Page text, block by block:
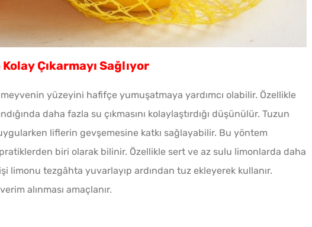
Köftesi
Çıkarmayı Sağlıyor
yüzeyini hafifçe yumuşatmaya yardımcı olabilir. Özellikle
daha fazla su çıkmasını kolaylaştırdığı düşünülür. Tuzun
liflerin gevşemesine katkı sağlayabilir. Bu yöntem
biri olarak bilinir. Özellikle sert ve az sulu limonlarda daha
limonu tezgâhta yuvarlayıp ardından tuz ekleyerek kullanır.
alınması amaçlanır.